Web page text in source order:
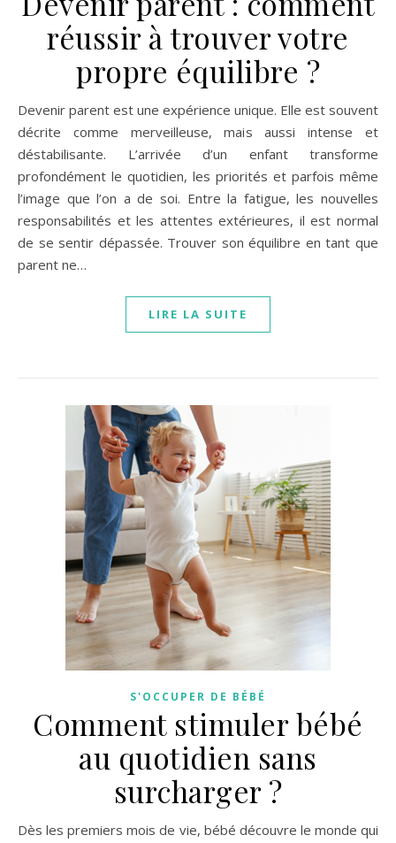
réussir à trouver votre
propre équilibre ?
Devenir parent est une expérience unique. Elle est souvent
décrite comme merveilleuse, mais aussi intense et
déstabilisante. L’arrivée d’un enfant transforme
profondément le quotidien, les priorités et parfois même
l’image que l’on a de soi. Entre la fatigue, les nouvelles
responsabilités et les attentes extérieures, il est normal
de se sentir dépassée. Trouver son équilibre en tant que
parent ne…
LIRE LA SUITE
S'OCCUPER DE BÉBÉ
Comment stimuler bébé
au quotidien sans
surcharger ?
Dès les premiers mois de vie, bébé découvre le monde qui